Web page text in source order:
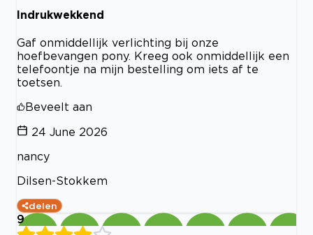
Indrukwekkend
Gaf onmiddellijk verlichting bij onze
hoefbevangen pony. Kreeg ook onmiddellijk een
telefoontje na mijn bestelling om iets af te
toetsen.
Beveelt aan
24 June 2026
nancy
Dilsen-Stokkem
delen
9